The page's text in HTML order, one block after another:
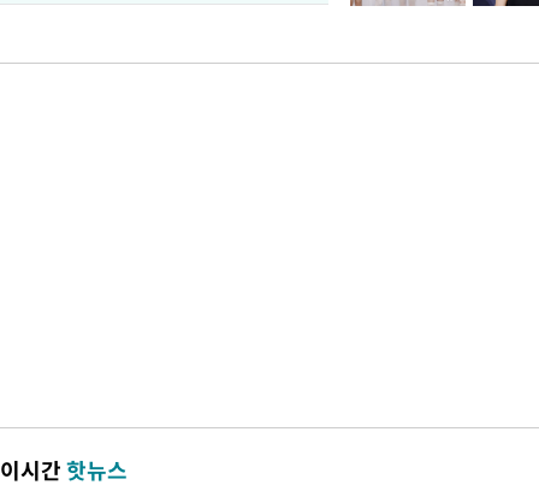
이시간핫뉴스